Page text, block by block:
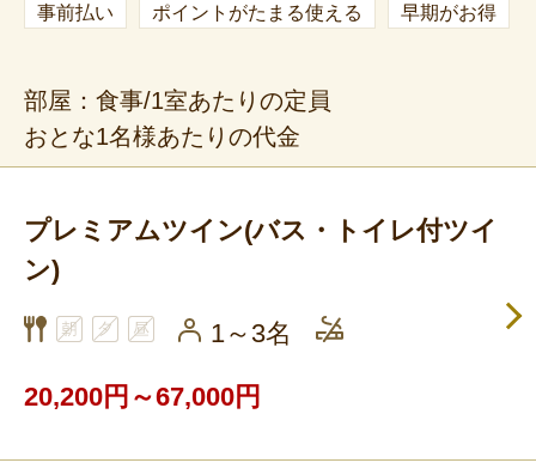
事前払い ポイントがたまる使える 早期がお得
部屋：食事/1室あたりの定員
おとな1名様あたりの代金
プレミアムツイン(バス・トイレ付ツイ
ン)
1～3名
20,200円～67,000円